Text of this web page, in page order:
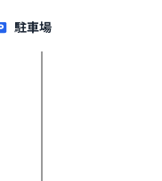
駐車場